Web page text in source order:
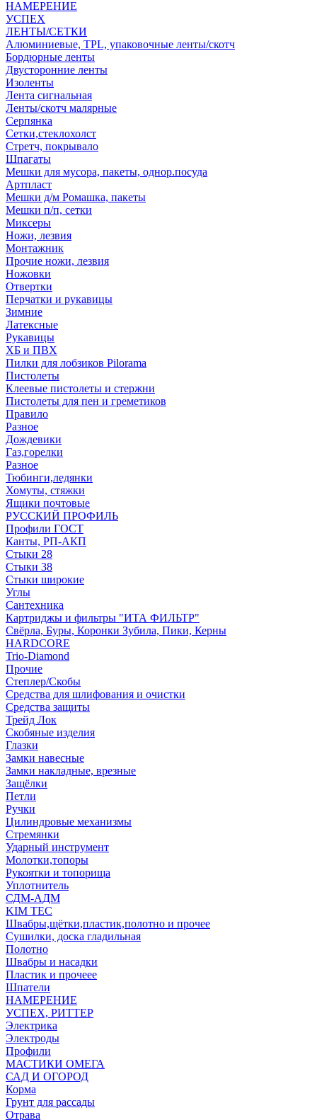
НАМЕРЕНИЕ
УСПЕХ
ЛЕНТЫ/СЕТКИ
Алюминиевые, TPL, упаковочные ленты/скотч
Бордюрные ленты
Двусторонние ленты
Изоленты
Лента сигнальная
Ленты/скотч малярные
Серпянка
Сетки,стеклохолст
Стретч, покрывало
Шпагаты
Мешки для мусора, пакеты, однор.посуда
Артпласт
Мешки д/м Ромашка, пакеты
Мешки п/п, сетки
Миксеры
Ножи, лезвия
Монтажник
Прочие ножи, лезвия
Ножовки
Отвертки
Перчатки и рукавицы
Зимние
Латексные
Рукавицы
ХБ и ПВХ
Пилки для лобзиков Pilorama
Пистолеты
Клеевые пистолеты и стержни
Пистолеты для пен и греметиков
Правило
Разное
Дождевики
Газ,горелки
Разное
Тюбинги,ледянки
Хомуты, стяжки
Ящики почтовые
РУССКИЙ ПРОФИЛЬ
Профили ГОСТ
Канты, РП-АКП
Стыки 28
Стыки 38
Стыки широкие
Углы
Сантехника
Картриджы и фильтры "ИТА ФИЛЬТР"
Свёрла, Буры, Коронки Зубила, Пики, Керны
HARDCORE
Trio-Diamond
Прочие
Степлер/Скобы
Средства для шлифования и очистки
Средства защиты
Трейд Лок
Скобяные изделия
Глазки
Замки навесные
Замки накладные, врезные
Защёлки
Петли
Ручки
Цилиндровые механизмы
Стремянки
Ударный инструмент
Молотки,топоры
Рукоятки и топорища
Уплотнитель
СДМ-АДМ
KIM TEC
Швабры,щётки,пластик,полотно и прочее
Сушилки, доска гладильная
Полотно
Швабры и насадки
Пластик и прочеее
Шпатели
НАМЕРЕНИЕ
УСПЕХ, РИТТЕР
Электрика
Электроды
Профили
МАСТИКИ ОМЕГА
САД И ОГОРОД
Корма
Грунт для рассады
Отрава